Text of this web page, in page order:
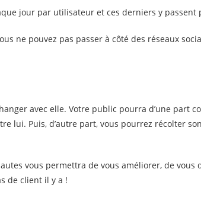
jour par utilisateur et ces derniers y
ne pouvez pas passer à côté des réseaux
avec elle. Votre public pourra d’une part
lui. Puis, d’autre part, vous pourrez récolter
vous permettra de vous améliorer, de
de client il y a !